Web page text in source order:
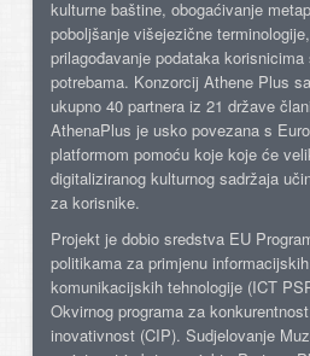
kulturne baštine, obogaćivanje
poboljšanje višejezične
prilagođavanje podataka
potrebama. Konzorcij Athene Plus
ukupno 40 partnera iz 21 države
AthenaPlus je usko povezana s
platformom pomoću koje koje će
digitaliziranog kulturnog sadržaja
za korisnike.
Projekt je dobio sredstva EU
politikama za primjenu
komunikacijskih tehnologije (ICT
Okvirnog programa za
inovativnost (CIP). Sudjelovanje